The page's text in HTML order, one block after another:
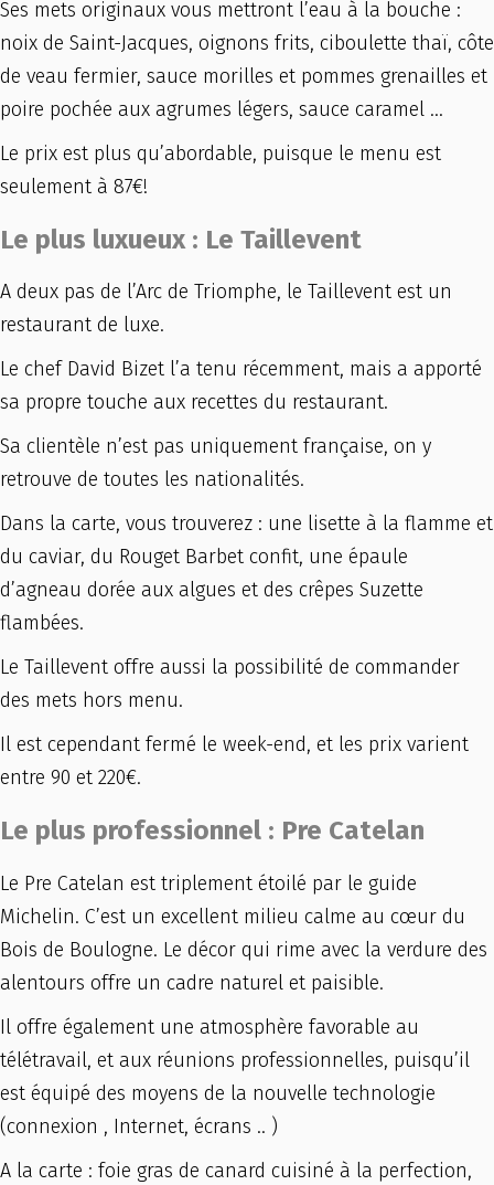
Ses mets originaux vous mettront l’eau à la bouche :
noix de Saint-Jacques, oignons frits, ciboulette thaï, côte
de veau fermier, sauce morilles et pommes grenailles et
poire pochée aux agrumes légers, sauce caramel …
Le prix est plus qu’abordable, puisque le menu est
seulement à 87€!
Le plus luxueux : Le Taillevent
A deux pas de l’Arc de Triomphe, le Taillevent est un
restaurant de luxe.
Le chef David Bizet l’a tenu récemment, mais a apporté
sa propre touche aux recettes du restaurant.
Sa clientèle n’est pas uniquement française, on y
retrouve de toutes les nationalités.
Dans la carte, vous trouverez : une lisette à la flamme et
du caviar, du Rouget Barbet confit, une épaule
d’agneau dorée aux algues et des crêpes Suzette
flambées.
Le Taillevent offre aussi la possibilité de commander
des mets hors menu.
Il est cependant fermé le week-end, et les prix varient
entre 90 et 220€.
Le plus professionnel : Pre Catelan
Le Pre Catelan est triplement étoilé par le guide
Michelin. C’est un excellent milieu calme au cœur du
Bois de Boulogne. Le décor qui rime avec la verdure des
alentours offre un cadre naturel et paisible.
Il offre également une atmosphère favorable au
télétravail, et aux réunions professionnelles, puisqu’il
est équipé des moyens de la nouvelle technologie
(connexion , Internet, écrans .. )
A la carte : foie gras de canard cuisiné à la perfection,